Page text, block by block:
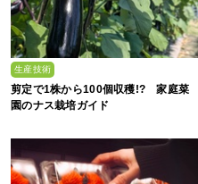
生産技術
剪定で1株から100個収穫!? 家庭菜
園のナス栽培ガイド